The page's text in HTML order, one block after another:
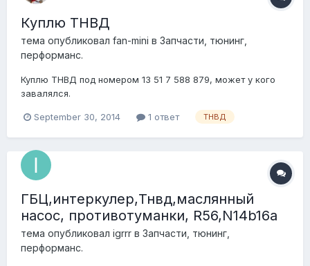
Куплю ТНВД
тема опубликовал fan-mini в Запчасти, тюнинг,
перформанс.
Куплю ТНВД под номером 13 51 7 588 879, может у кого
завалялся.
September 30, 2014 1 ответ ТНВД
ГБЦ,интеркулер,Тнвд,маслянный
насос, противотуманки, R56,N14b16a
тема опубликовал igrrr в Запчасти, тюнинг,
перформанс.